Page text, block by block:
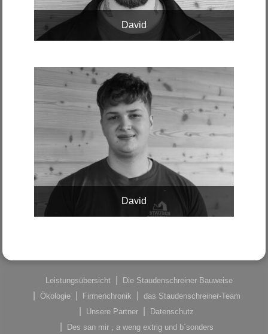
David
David
Leistungsübersicht
Die Staudenschreiner-Bauweise
Ökologie
Firmenchronik
das Staudenschreiner-Team
Unsere Partner
Datenschutz
Des san mir , a weng extrig und b´sonders